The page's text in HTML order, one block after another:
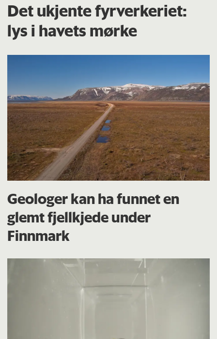
Det ukjente fyrverkeriet:
lys i havets mørke
Geologer kan ha funnet en
glemt fjellkjede under
Finnmark